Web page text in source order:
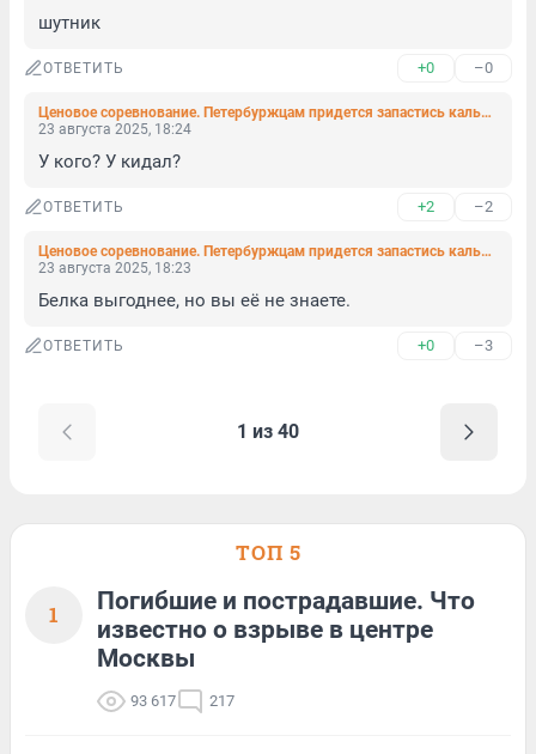
шутник
ОТВЕТИТЬ +0 –0
Ценовое соревнование. Петербуржцам придется запастись калькулятором для поездки на каршеринге
23 августа 2025, 18:24
У кого? У кидал?
ОТВЕТИТЬ +2 –2
Ценовое соревнование. Петербуржцам придется запастись калькулятором для поездки на каршеринге
23 августа 2025, 18:23
Белка выгоднее, но вы её не знаете.
ОТВЕТИТЬ +0 –3
1 из 40
ТОП 5
1
Погибшие и пострадавшие. Что
известно о взрыве в центре
Москвы
93 617 217